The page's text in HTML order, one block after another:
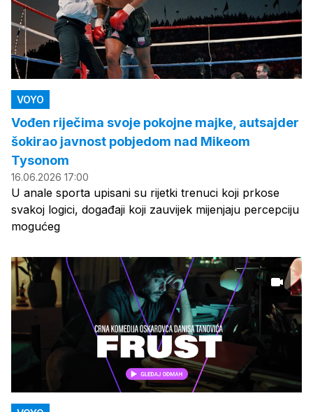
VOYO
Vođen riječima svoje pokojne majke, autsajder
šokirao javnost pobjedom nad Mikeom
Tysonom
16.06.2026 17:00
U anale sporta upisani su rijetki trenuci koji prkose
svakoj logici, događaji koji zauvijek mijenjaju percepciju
mogućeg